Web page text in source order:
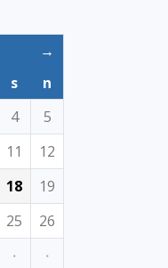
→
s
n
4
5
11
12
18
19
25
26
· ·